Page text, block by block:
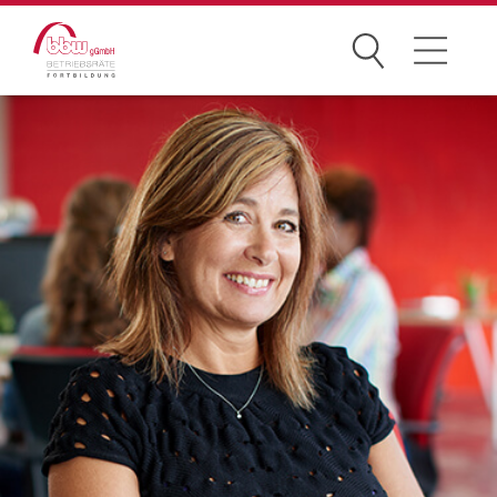
Suchen
Betriebsverfassungsrecht
Arbeitsrecht
Grundlagen-Seminare
Arbeits- & Gesundheitsschutz
Arbeit 4.0 & Datenschutz
Kommunikation
Praktische Gremienarbeit
Wirtschaft & Entgelt